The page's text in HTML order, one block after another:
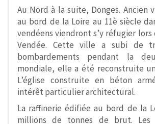
Au Nord à la suite, Donges. Ancien
au bord de la Loire au 11è siècle
vendéens viendront s’y réfugier
Vendée. Cette ville a subi de
bombardements pendant la
mondiale, elle a été reconstruite
L’église construite en béton
intérêt particulier architectural.
La raffinerie édifiée au bord de la
millions de tonnes de brut. Les